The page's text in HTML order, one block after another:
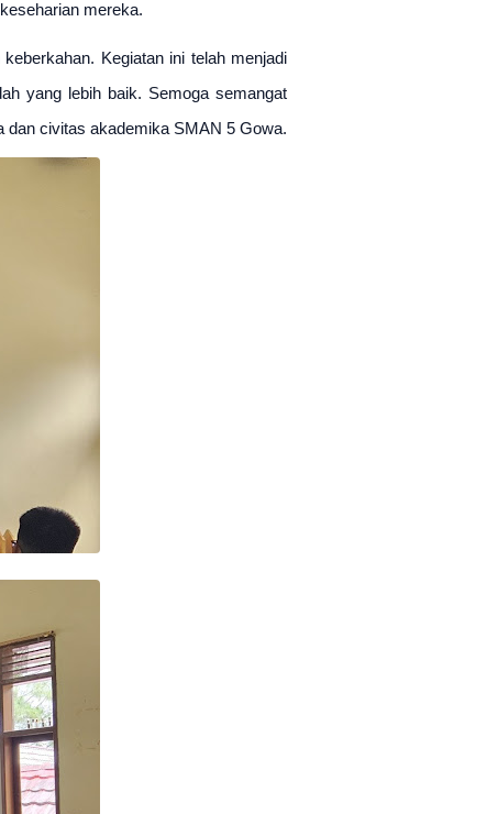
mereka.
Kegiatan ini telah menjadi
yang lebih baik. Semoga semangat
dan civitas akademika SMAN 5 Gowa.